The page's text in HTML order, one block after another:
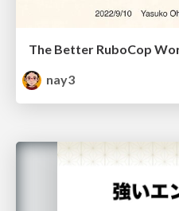
The Better RuboCop
nay3